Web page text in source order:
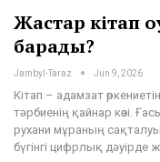
Жастар кітап
барады?
Jambyl-Taraz Jun 9, 2026
Кітап – адамзат
тәрбиенің қайнар көзі.
рухани мұраның
бүгінгі цифрлық дәуірде